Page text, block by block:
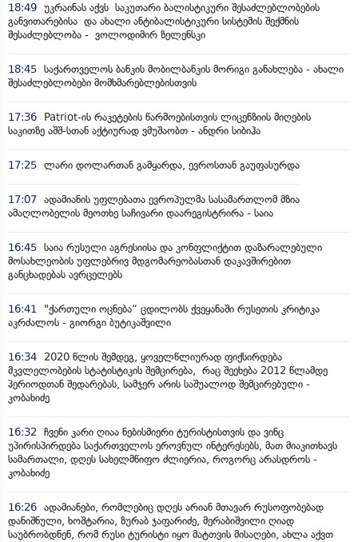
18:49 უკრაინას აქვს საკუთარი ბალისტიკური შესაძლებლობების
განვითარებისა და ახალი ანტიბალისტიკური სისტემის შექმნის
შესაძლებლობა - ვოლოდიმირ ზელენსკი
18:45 საქართველოს ბანკის მობილბანკის მორიგი განახლება - ახალი
შესაძლებლობები მომხმარებლებისთვის
17:36
Patriot-ის რაკეტების წარმოებისთვის ლიცენზიის მიღების
საკითზე აშშ-სთან აქტიურად ვმუშაობთ - ანდრი სიბიჰა
17:25 ლარი დოლართან გამყარდა, ევროსთან გაუფასურდა
17:07 ადამიანის უფლებათა ევროპულმა სასამართლომ მზია
ამაღლობელის მეოთხე საჩივარი დაარეგისტრირა - საია
16:45 საია რუსული აგრესიისა და კონფლიქტით დაზარალებული
მოსახლეობის უფლებრივ მდგომარეობასთან დაკავშირებით
განცხადებას ავრცელებს
16:41
"ქართული ოცნება“ ცდილობს ქვეყანაში რუსეთის კრიტიკა
აკრძალოს - გიორგი ბუტიკაშვილი
16:34
2020 წლის შემდეგ, ყოველწლიურად ფიქსირდება
მკვლელობების სტატისტიკის შემცირება, რაც შეეხება 2012 წლამდე
პერიოდთან შედარებას, სამჯერ არის საშუალოდ შემცირებული -
კობახიძე
16:32
ჩვენი კარი ღიაა ნებისმიერი ტურისტისთვის და ვინც
უპირისპირდება საქართველოს ეროვნულ ინტერესებს, მათ მიაკითხავს
სამართალი, დღეს სახელმწიფო ძლიერია, როგორც არასდროს -
კობახიძე
16:26 ადამიანები, რომლებიც დღეს არიან მთავარ რუსოფობებად
დანიშნული, ხოშტარია, ზურაბ ჯაფარიძე, მერაბიშვილი ღიად
საუბრობდნენ, რომ რუსი ტურისტი იყო მატთვის მისაღები, ახლა აქვთ